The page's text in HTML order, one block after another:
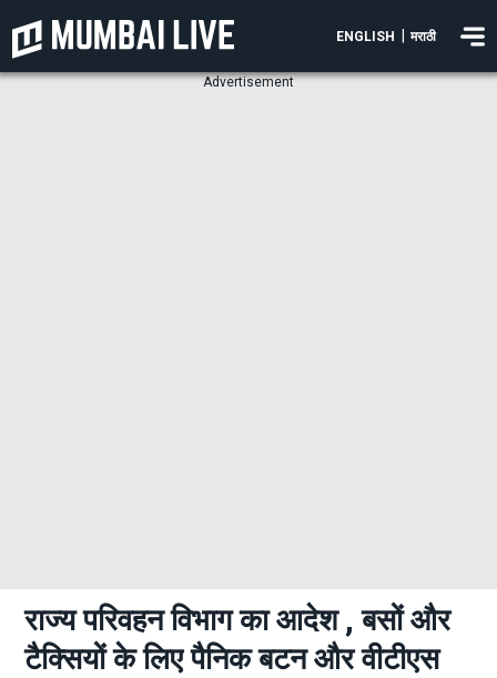
ENGLISH मराठी
Advertisement
राज्य परिवहन विभाग का आदेश , बसों और
टैक्सियों के लिए पैनिक बटन और वीटीएस